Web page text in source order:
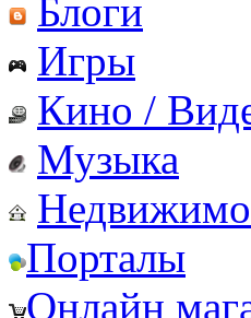
Блоги
Игры
Кино /
Музыка
Порталы
Онлайн